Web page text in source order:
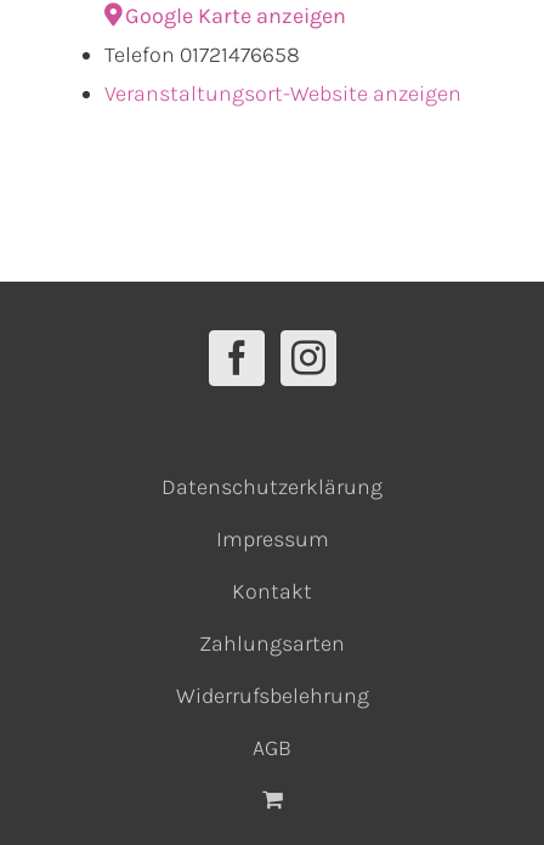
Google Karte anzeigen
Telefon 01721476658
Veranstaltungsort-Website anzeigen
Datenschutzerklärung
Impressum
Kontakt
Zahlungsarten
Widerrufsbelehrung
AGB